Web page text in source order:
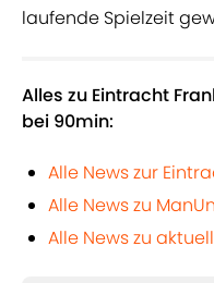
laufende Spielzeit
Alles zu Eintracht
bei 90min:
Alle News zur
Alle News zu
Alle News zu